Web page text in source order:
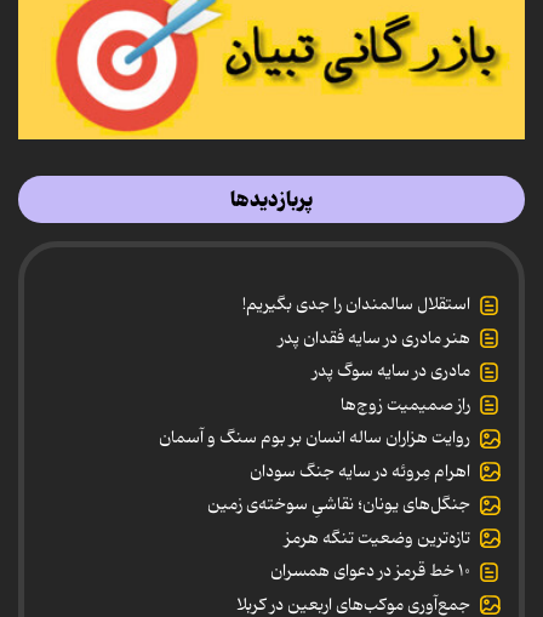
پربازدیدها
استقلال سالمندان را جدی بگیریم!
هنر مادری در سایه‌ فقدان پدر
مادری در سایه سوگ پدر
راز صمیمیت زوج‌ها
روایت هزاران ساله انسان بر بوم سنگ و آسمان
اهرام مِروئه در سایه جنگ سودان
جنگل‌های یونان؛ نقاشیِ سوخته‌ی زمین
تازه‌ترین وضعیت تنگه هرمز
۱۰ خط قرمز در دعوای همسران
جمع‌آوری موکب‌های اربعین در کربلا